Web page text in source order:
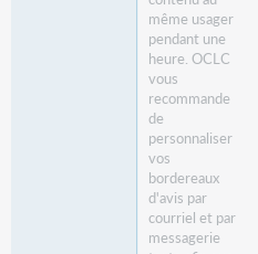
même usager
pendant une
heure. OCLC
vous
recommande
de
personnaliser
vos
bordereaux
d'avis par
courriel et par
messagerie